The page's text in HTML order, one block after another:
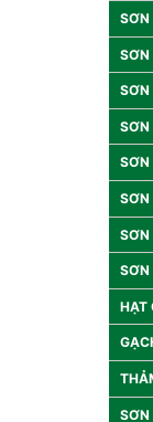
SƠN
SƠN
SƠN
SƠN
SƠN
SƠN
SƠN
SƠN
HẠT
SƠN